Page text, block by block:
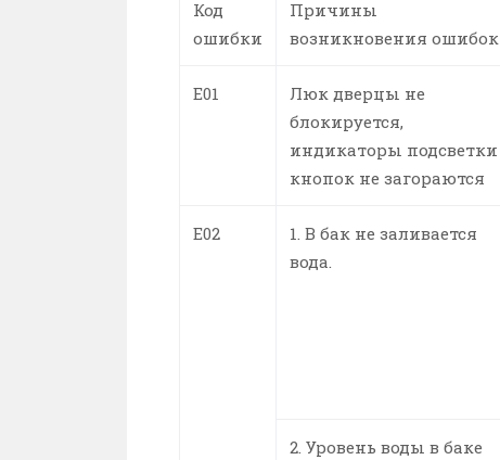
Код
ошибки
Причины
возникновения ошибок
E01
Люк дверцы не
блокируется,
индикаторы подсветки
кнопок не загораются
E02
1. В бак не заливается
вода.
2. Уровень воды в баке